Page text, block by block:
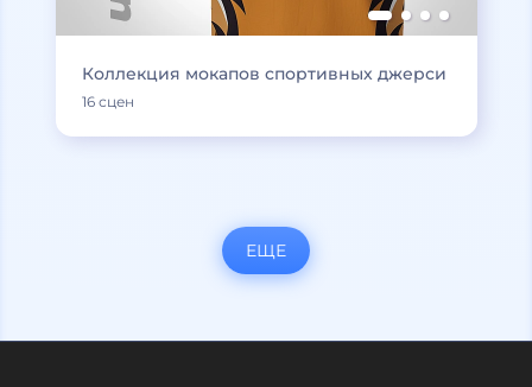
Коллекция мокапов спортивных джерси
16 сцен
ЕЩЕ